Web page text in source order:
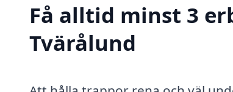
Få alltid minst 3
Tvärålund